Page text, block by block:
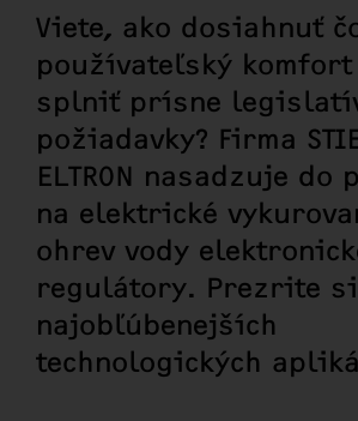
Viete, ako dosiahnuť
používateľský komfort
splniť prísne
požiadavky? Firma
ELTRON nasadzuje
na elektrické
ohrev vody
regulátory. Prezrite
najobľúbenejších
technologických